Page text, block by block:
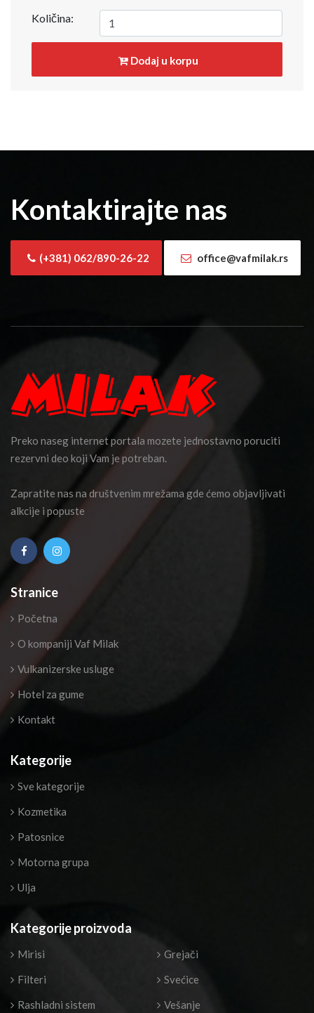
Količina:
Dodaj u korpu
Kontaktirajte nas
(+381) 062/890-26-22 office@vafmilak.rs
Preko naseg internet portala mozete jednostavno poruciti
rezervni deo koji Vam je potreban.
Zapratite nas na društvenim mrežama gde ćemo objavljivati
alkcije i popuste
Stranice
Početna
O kompaniji Vaf Milak
Vulkanizerske usluge
Hotel za gume
Kontakt
Kategorije
Sve kategorije
Kozmetika
Patosnice
Motorna grupa
Ulja
Kategorije proizvoda
Mirisi
Filteri
Rashladni sistem
Grejači
Svećice
Vešanje